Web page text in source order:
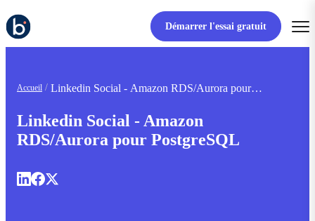
Démarrer l'essai gratuit
Accueil
Linkedin Social - Amazon RDS/Aurora pour
Linkedin Social - Amazon
RDS/Aurora pour PostgreSQL